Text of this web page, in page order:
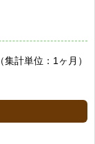
（集計単位：1ヶ月）